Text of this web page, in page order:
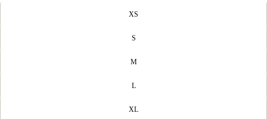
XS
S
M
L
XL